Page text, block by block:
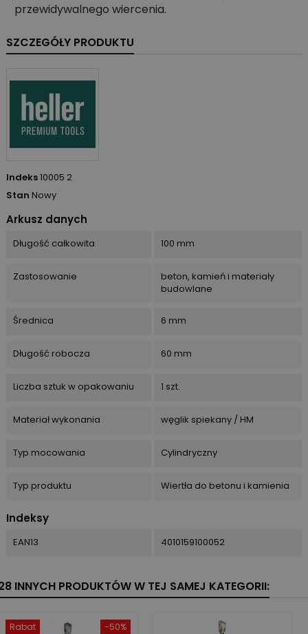
przewidywalnego wiercenia.
SZCZEGÓŁY PRODUKTU
Indeks10005 2
Stan Nowy
Arkusz danych
Długość całkowita 100 mm
Zastosowanie
beton, kamień i materiały
budowlane
Średnica 6 mm
Długość robocza 60 mm
Liczba sztuk w opakowaniu 1 szt.
Materiał wykonania węglik spiekany / HM
Typ mocowania Cylindryczny
Typ produktu Wiertła do betonu i kamienia
Indeksy
EAN13 4010159100052
INNYCH PRODUKTÓW W TEJ SAMEJ KATEGORII:
-50%
Rabat